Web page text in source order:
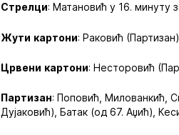
Стрелци: Матановић у 16. минуту
Жути картони: Раковић
Црвени картони: Несторовић
Партизан: Поповић, Милованкић,
Дујаковић), Батак (од 67. Аџић),